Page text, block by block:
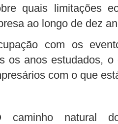
quais limitações
ao longo de dez
com os
os anos estudados,
com o que
natural do